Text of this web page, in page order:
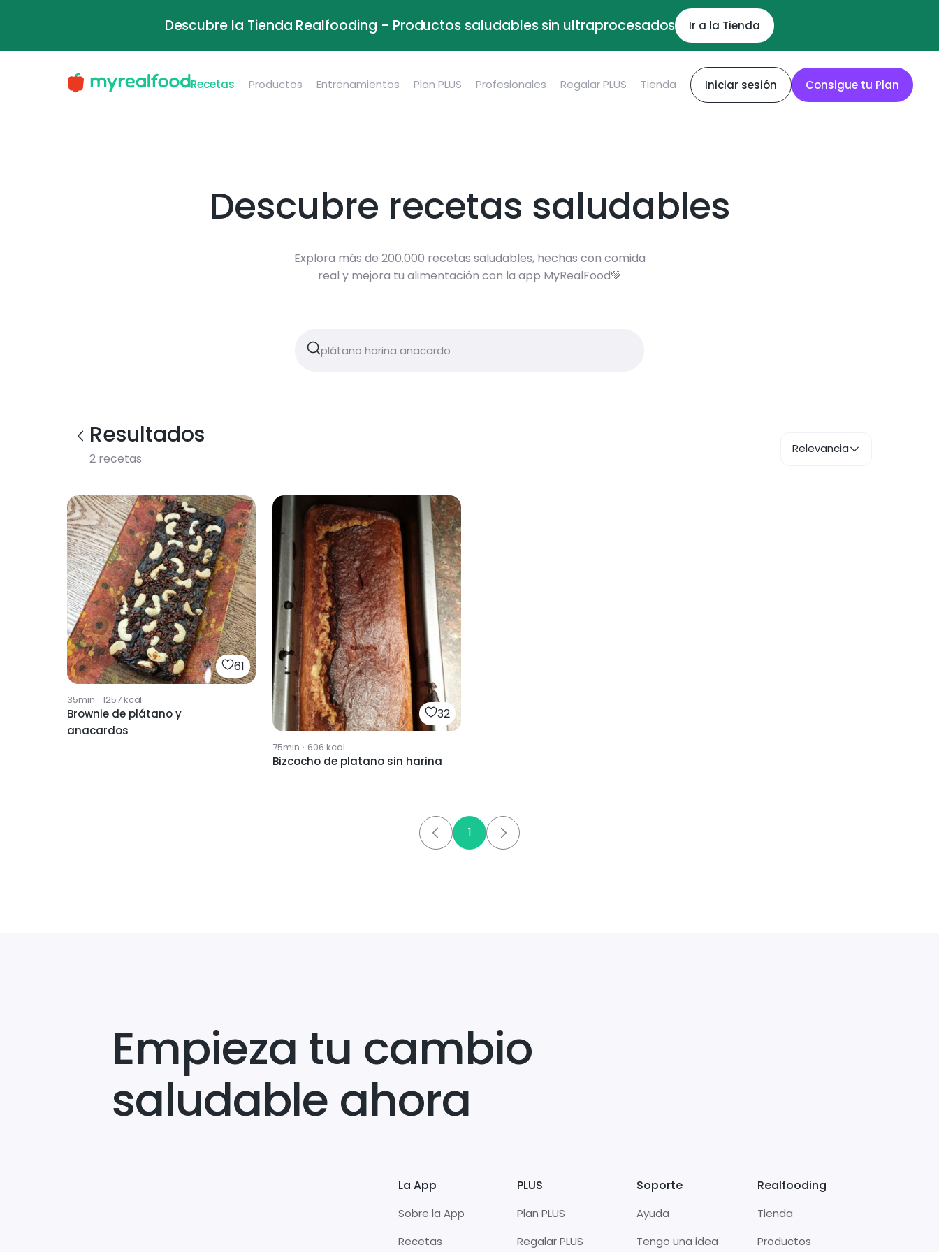
Descubre la Tienda Realfooding - Productos saludables sin ultraprocesados Ir a la Tienda
Recetas Productos Entrenamientos Plan PLUS Profesionales Regalar PLUS Tienda Iniciar sesión Consigue tu Plan
Descubre recetas saludables
Explora más de 200.000 recetas saludables, hechas con comida
real y mejora tu alimentación con la app MyRealFood💚
Resultados
2 recetas
Relevancia
61
35min · 1257kcal
Brownie de plátano y
anacardos
32
75min · 606 kcal
Bizcocho de platano sin harina
1
Empieza tu cambio
saludable ahora
La App
Sobre la App
Recetas
PLUS
Plan PLUS
Regalar PLUS
Soporte
Ayuda
Tengo una idea
Realfooding
Tienda
Productos